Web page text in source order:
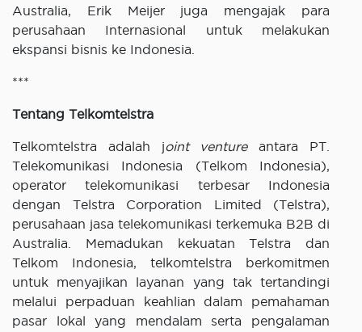
Australia, Erik Meijer juga mengajak para
perusahaan Internasional untuk melakukan
ekspansi bisnis ke Indonesia.
***
Tentang Telkomtelstra
Telkomtelstra adalah joint ventureantara PT.
Telekomunikasi Indonesia (Telkom Indonesia),
operator telekomunikasi terbesar Indonesia
dengan Telstra Corporation Limited (Telstra),
perusahaan jasa telekomunikasi terkemuka B2B di
Australia. Memadukan kekuatan Telstra dan
Telkom Indonesia, telkomtelstra berkomitmen
untuk menyajikan layanan yang tak tertandingi
melalui perpaduan keahlian dalam pemahaman
pasar lokal yang mendalam serta pengalaman